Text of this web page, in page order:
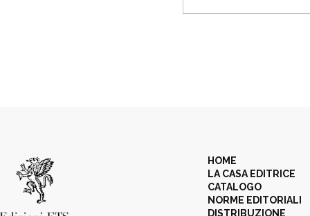
HOME
LA CASA EDITRICE
CATALOGO
NORME EDITORIALI
DISTRIBUZIONE